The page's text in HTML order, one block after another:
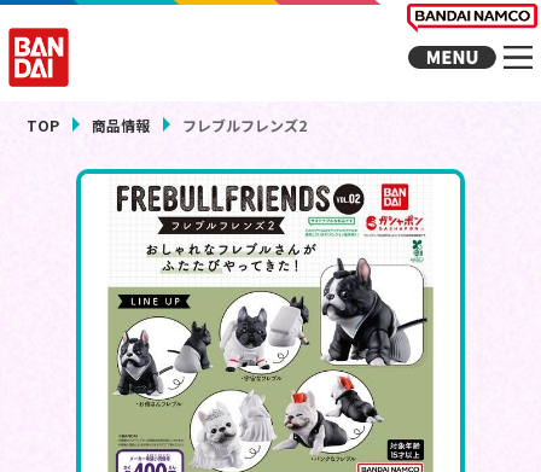
TOP 商品情報 フレブルフレンズ2